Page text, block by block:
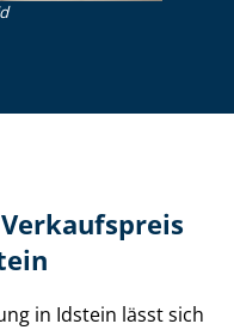
in Idstein lässt sich